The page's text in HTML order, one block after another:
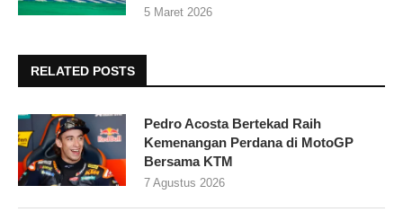
5 Maret 2026
RELATED POSTS
Pedro Acosta Bertekad Raih
Kemenangan Perdana di MotoGP
Bersama KTM
7 Agustus 2026